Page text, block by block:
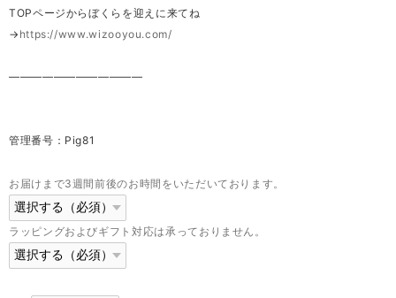
TOPページからぼくらを迎えに来てね
→ https://www.wizooyou.com/
————————————
管理番号：Pig81
お届けまで3週間前後のお時間をいただいております。
ラッピングおよびギフト対応は承っておりません。